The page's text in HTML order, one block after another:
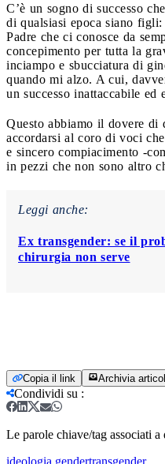
C’è un sogno di successo
di qualsiasi epoca siano
Padre che ci conosce da
concepimento per tutta la
inciampo e sbucciatura di
quando mi alzo. A cui,
un successo inattaccabile ed
Questo abbiamo il dovere di
accordarsi al coro di voci
e sincero compiacimento -
in pezzi che non sono altro
Leggi anche:
Ex transgender: se il
chirurgia non serve
Copia il link Archivia
Condividi su :
Le parole chiave/tag associati a
ideologia gendertransgender